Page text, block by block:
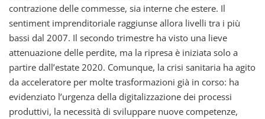
contrazione delle commesse, sia interne che estere. Il
sentiment imprenditoriale raggiunse allora livelli tra i più
bassi dal 2007. Il secondo trimestre ha visto una lieve
attenuazione delle perdite, ma la ripresa è iniziata solo a
partire dall’estate 2020. Comunque, la crisi sanitaria ha agito
da acceleratore per molte trasformazioni già in corso: ha
evidenziato l’urgenza della digitalizzazione dei processi
produttivi, la necessità di sviluppare nuove competenze,